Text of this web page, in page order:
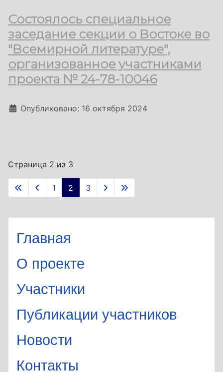
Состоялось специальное
заседание секции о Востоке во
"Всемирной литературе",
организованное участниками
проекта № 24-78-10046
Информация о материале
Опубликовано: 16 октября 2024
Страница 2 из 3
1 2 3
Главная
О проекте
Участники
Публикации участников
Новости
Контакты